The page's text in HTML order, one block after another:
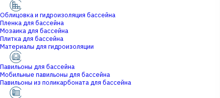
Облицовка и гидроизоляция бассейна
Пленка для бассейна
Мозаика для бассейна
Плитка для бассейна
Материалы для гидроизоляции
Павильоны для бассейна
Мобильные павильоны для бассейна
Павильоны из поликарбоната для бассейна